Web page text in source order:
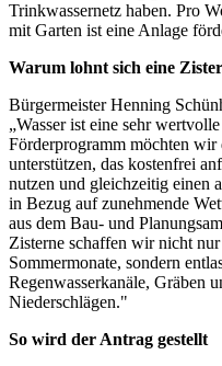
Trinkwassernetz haben. Pro
mit Garten ist eine Anlage
Warum lohnt sich eine
Bürgermeister Henning
„Wasser ist eine sehr
Förderprogramm möchten
unterstützen, das kostenfrei
nutzen und gleichzeitig einen
in Bezug auf zunehmende
aus dem Bau- und
Zisterne schaffen wir nicht
Sommermonate, sondern
Regenwasserkanäle, Gräben
Niederschlägen."
So wird der Antrag gestellt